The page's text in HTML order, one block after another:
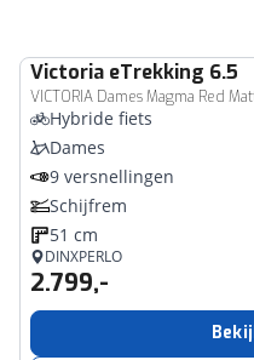
Victoria eTrekking 6.5
VICTORIA Dames Magma Red
Hybride fiets
Dames
9 versnellingen
Schijfrem
51 cm
DINXPERLO
2.799,-